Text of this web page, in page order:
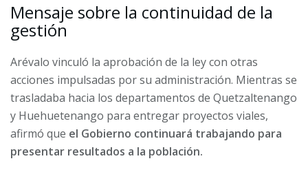
Mensaje sobre la continuidad de la
gestión
Arévalo vinculó la aprobación de la ley con otras
acciones impulsadas por su administración. Mientras se
trasladaba hacia los departamentos de Quetzaltenango
y Huehuetenango para entregar proyectos viales,
afirmó que el Gobierno continuará trabajando para
presentar resultados a la población.